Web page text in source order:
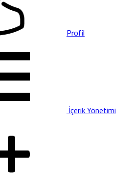
Profil
İçerik Yönetimi